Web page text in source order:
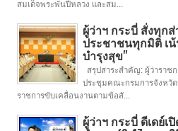
สมเด็จพระพันปีหลวง และสม...
ผู้ว่าฯ กระบี่ สั่งทุก
ประชาชนทุกมิติ เ
บำรุงสุข"
สรุปสาระสำคัญ: ผู้ว่าราช
ประชุมคณะกรมการจังหวั
ราชการขับเคลื่อนงานตามข้อสั...
ผู้ว่าฯ กระบี่ ดีเดย์